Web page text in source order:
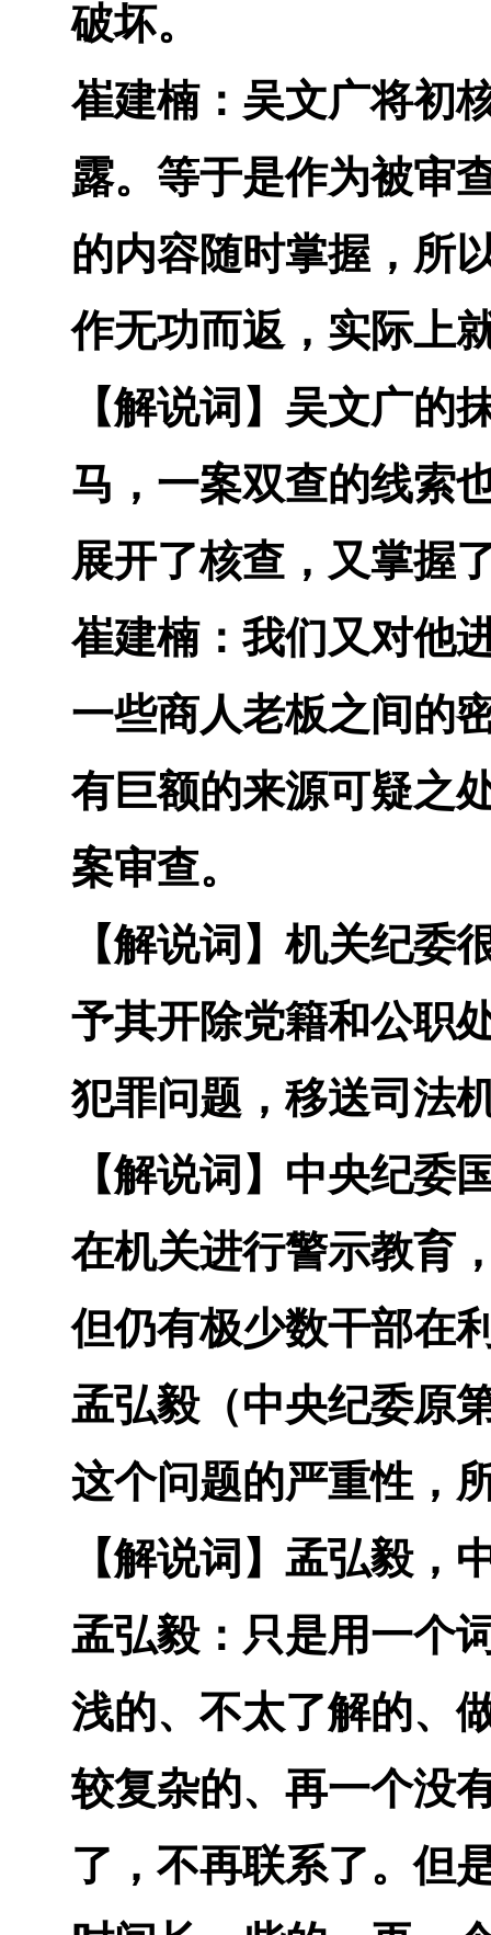
破坏。
崔建楠： 吴文广将初
露。等于是作为被审
的内容随时掌握，所
作无功而返，实际上
【解说词】 吴文广的
马，一案双查的线索
展开了核查，又掌握
崔建楠：我们又对他
一些商人老板之间的
有巨额的来源可疑之
案审查。
【解说词】机关纪委
予其开除党籍和公职
犯罪问题，移送司法
【解说词】 中央纪委
在机关进行警示教育
但仍有极少数干部在
孟弘毅（中央纪委原
这个问题的严重性，
【解说词】 孟弘毅，
孟弘毅： 只是用一个
浅的、不太了解的、
较复杂的、再一个没
了，不再联系了。但